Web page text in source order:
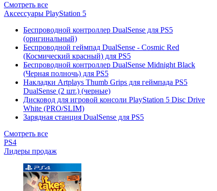
Смотреть все
Аксессуары PlayStation 5
Беспроводной контроллер DualSense для PS5
(оригинальный)
Беспроводной геймпад DualSense - Cosmic Red
(Космический красный) для PS5
Беспроводной контроллер DualSense Midnight Black
(Черная полночь) для PS5
Накладки Artplays Thumb Grips для геймпада PS5
DualSense (2 шт.) (черные)
Дисковод для игровой консоли PlayStation 5 Disc Drive
White (PRO/SLIM)
Зарядная станция DualSense для PS5
Смотреть все
PS4
Лидеры продаж